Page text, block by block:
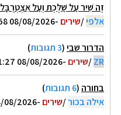
זֶה שִׁיר עַל שַׁלֶּכֶת וְעַל אִצְטְרֻבָּל
אלפי/שירים -08/08/2026 12:58
הדרור שבי(3 תגובות
)
ZR
/שירים -08/08/2026 11:27
בחורה (6 תגובות
)
אילה בכור/שירים -08/08/2026 08:35